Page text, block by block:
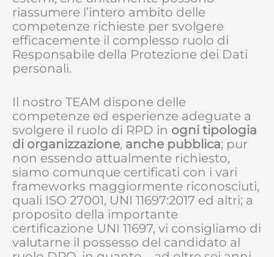
riassumere l’intero ambito delle
competenze richieste per svolgere
efficacemente il complesso ruolo di
Responsabile della Protezione dei Dati
personali.
Il nostro TEAM dispone delle
competenze ed esperienze adeguate a
svolgere il ruolo di RPD in ogni tipologia
di organizzazione, anche pubblica; pur
non essendo attualmente richiesto,
siamo comunque certificati con i vari
frameworks maggiormente riconosciuti,
quali ISO 27001, UNI 11697:2017 ed altri; a
proposito della importante
certificazione UNI 11697, vi consigliamo di
valutarne il possesso del candidato al